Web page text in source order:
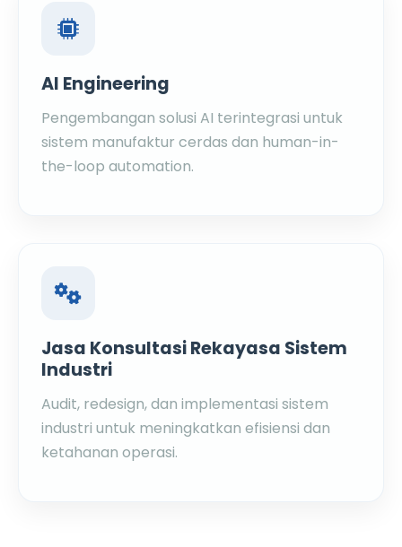
AI Engineering
Pengembangan solusi AI terintegrasi untuk
sistem manufaktur cerdas dan human-in-
the-loop automation.
Jasa Konsultasi Rekayasa Sistem
Industri
Audit, redesign, dan implementasi sistem
industri untuk meningkatkan efisiensi dan
ketahanan operasi.